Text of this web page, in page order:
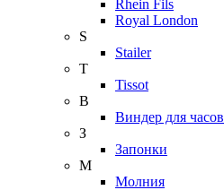
Rhein Fils
Royal London
S
Stailer
T
Tissot
В
Виндер для часов
З
Запонки
М
Молния